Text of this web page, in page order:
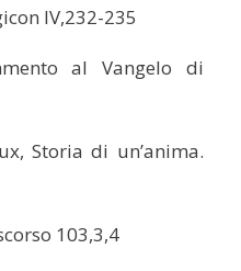
IV,232-235
al Vangelo di
Storia di un’anima.
103,3,4